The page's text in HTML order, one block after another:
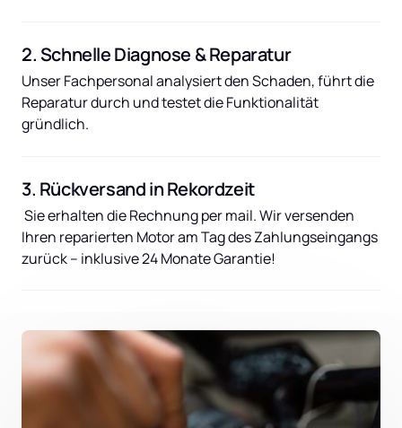
2. Schnelle Diagnose & Reparatur
Unser Fachpersonal analysiert den Schaden, führt die
Reparatur durch und testet die Funktionalität
gründlich.
3. Rückversand in Rekordzeit
Ihren reparierten Motor am Tag des Zahlungseingangs
zurück – inklusive 24 Monate Garantie!